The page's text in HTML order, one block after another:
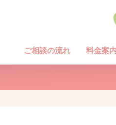
ご相談の流れ 料金案内